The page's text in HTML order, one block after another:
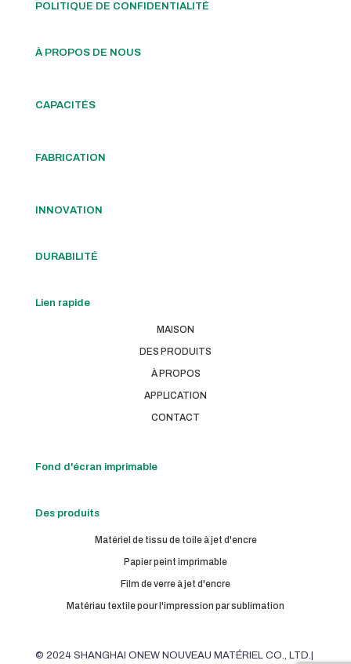
POLITIQUE DE CONFIDENTIALITÉ
À PROPOS DE NOUS
CAPACITÉS
FABRICATION
INNOVATION
DURABILITÉ
Lien rapide
MAISON
DES PRODUITS
À PROPOS
APPLICATION
CONTACT
Fond d'écran imprimable
Des produits
Matériel de tissu de toile à jet d'encre
Papier peint imprimable
Film de verre à jet d'encre
Matériau textile pour l'impression par sublimation
© 2024 SHANGHAI ONEW NOUVEAU MATÉRIEL CO., LTD.|